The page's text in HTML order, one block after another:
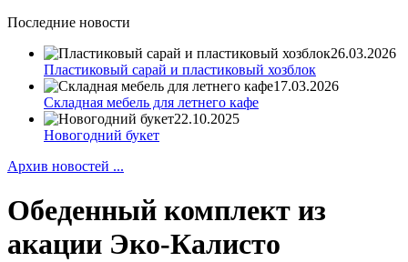
Последние новости
26.03.2026
Пластиковый сарай и пластиковый хозблок
17.03.2026
Складная мебель для летнего кафе
22.10.2025
Новогодний букет
Архив новостей ...
Обеденный комплект из
акации Эко-Калисто